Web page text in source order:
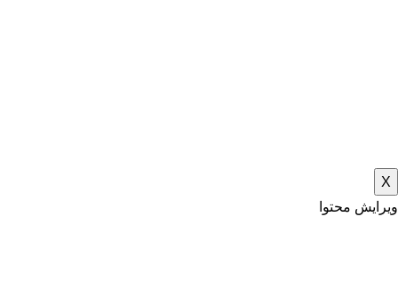
X
ویرایش محتوا